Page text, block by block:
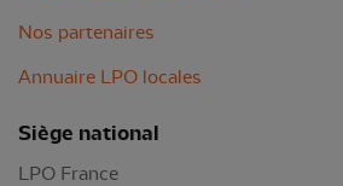
Nos partenaires
Annuaire LPO locales
Siège national
LPO France